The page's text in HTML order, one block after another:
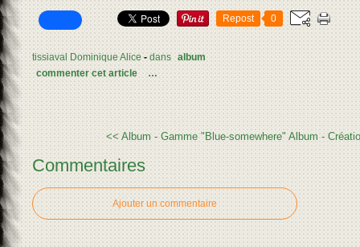
Repost 0
tissiaval Dominique Alice -dans album
commenter cet article
…
<< Album - Gamme "Blue-somewhere" Album -
Commentaires
Ajouter un commentaire